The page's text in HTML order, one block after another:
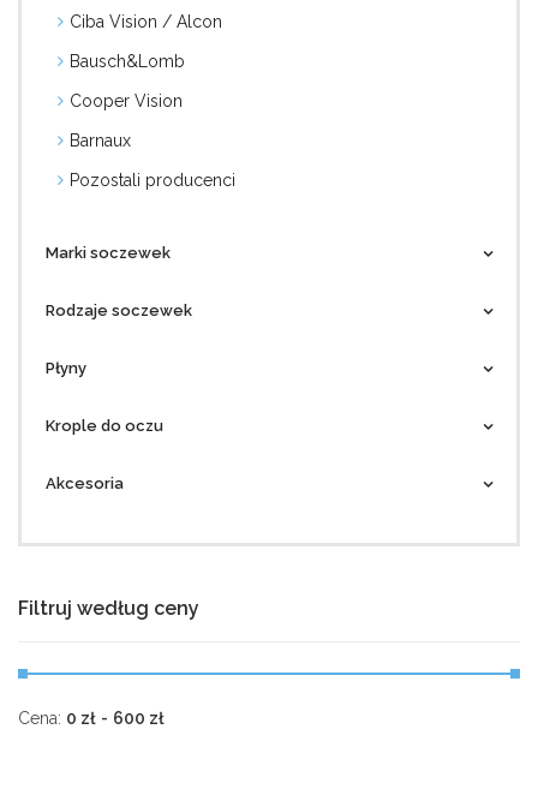
Ciba Vision / Alcon
Bausch&Lomb
Cooper Vision
Barnaux
Pozostali producenci
Marki soczewek
Rodzaje soczewek
Płyny
Krople do oczu
Akcesoria
Filtruj według ceny
Cena: 0 zł - 600 zł